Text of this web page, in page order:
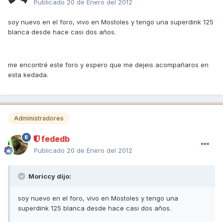
Publicado 20 de Enero del 2012
soy nuevo en el foro, vivo en Mostoles y tengo una superdink 125
blanca desde hace casi dos años.
me encontré este foro y espero que me dejeis acompañaros en
esta kedada.
Administradores
fededb
Publicado 20 de Enero del 2012
Moriccy dijo:
soy nuevo en el foro, vivo en Mostoles y tengo una
superdink 125 blanca desde hace casi dos años.